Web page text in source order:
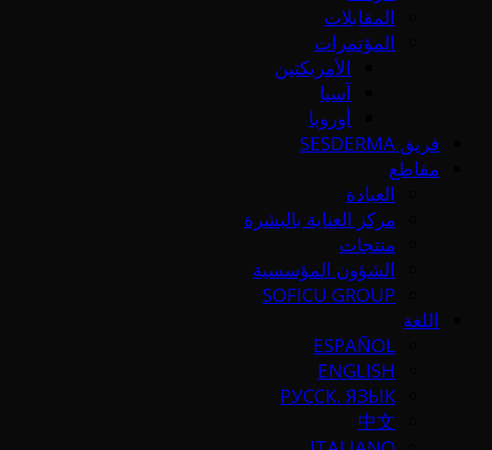
المقابلات
المؤتمرات
الأمريكتين
آسيا
أوروبا
فريق SESDERMA
مقاطع
العيادة
مركز العناية بالبشرة
منتجات
الشؤون المؤسسية
SOFICU GROUP
اللغة
ESPAÑOL
ENGLISH
РУССК. ЯЗЫК
中文